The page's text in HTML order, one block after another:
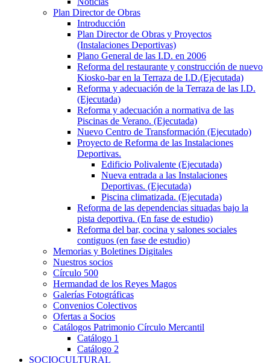
Plan Director de Obras
Introducción
Plan Director de Obras y Proyectos
(Instalaciones Deportivas)
Plano General de las I.D. en 2006
Reforma del restaurante y construcción de nuevo
Kiosko-bar en la Terraza de I.D.(Ejecutada)
Reforma y adecuación de la Terraza de las I.D.
(Ejecutada)
Reforma y adecuación a normativa de las
Piscinas de Verano. (Ejecutada)
Nuevo Centro de Transformación (Ejecutado)
Proyecto de Reforma de las Instalaciones
Deportivas.
Edificio Polivalente (Ejecutada)
Nueva entrada a las Instalaciones
Deportivas. (Ejecutada)
Piscina climatizada. (Ejecutada)
Reforma de las dependencias situadas bajo la
pista deportiva. (En fase de estudio)
Reforma del bar, cocina y salones sociales
contiguos (en fase de estudio)
Memorias y Boletines Digitales
Nuestros socios
Círculo 500
Hermandad de los Reyes Magos
Galerías Fotográficas
Convenios Colectivos
Ofertas a Socios
Catálogos Patrimonio Círculo Mercantil
Catálogo 1
Catálogo 2
SOCIOCULTURAL